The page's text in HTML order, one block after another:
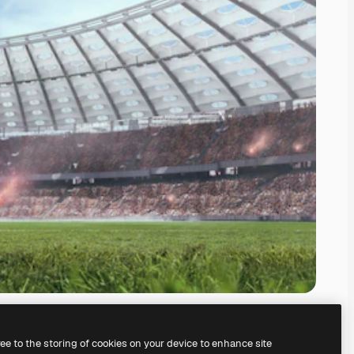
našeho AI Image Generator.
to the storing of cookies on your device to enhance site